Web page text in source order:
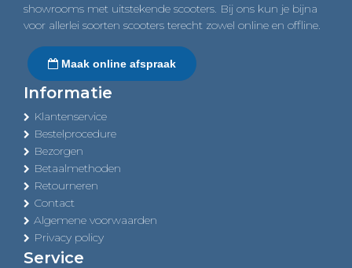
showrooms met uitstekende scooters. Bij ons kun je bijna
voor allerlei soorten scooters terecht zowel online en offline.
Maak online afspraak
Informatie
Klantenservice
Bestelprocedure
Bezorgen
Betaalmethoden
Retourneren
Contact
Algemene voorwaarden
Privacy policy
Service